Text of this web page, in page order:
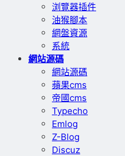
浏覽器插件
油猴腳本
網盤資源
系統
網站源碼
網站源碼
蘋果cms
帝國cms
Typecho
Emlog
Z-Blog
Discuz